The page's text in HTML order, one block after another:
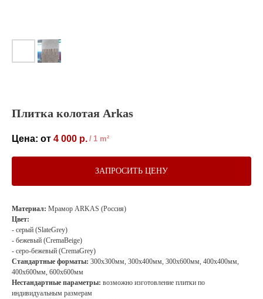
Плитка колотая Arkas
4 000 р. / 1 m²
ЗАПРОСИТЬ ЦЕНУ
Материал: Мрамор ARKAS (Россия)
Цвет:
- серый (SlateGrey)
- бежевый (CremaBeige)
- серо-бежевый (CremaGrey)
Стандартные форматы: 300х300мм, 300х400мм, 300х600мм, 400х400мм,
400х600мм, 600х600мм
Нестандартные параметры: возможно изготовление плитки по
индивидуальным размерам